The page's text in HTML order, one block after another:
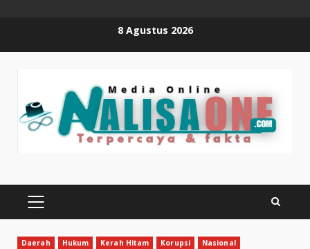
8 Agustus 2026
PRIMARY
Daerah Hukum Kerah Hitam Korupsi Nasional